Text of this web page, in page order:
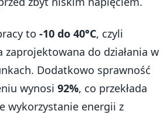
to -10 do 40°C, czyli
zaprojektowana do działania w
Dodatkowo sprawność
wynosi 92%, co przekłada
wykorzystanie energii z